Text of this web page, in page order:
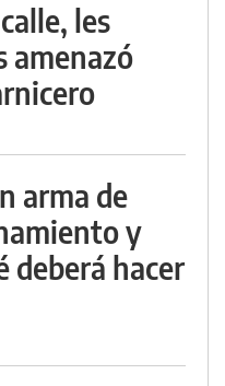
les
amenazó
arma de
y
deberá hacer